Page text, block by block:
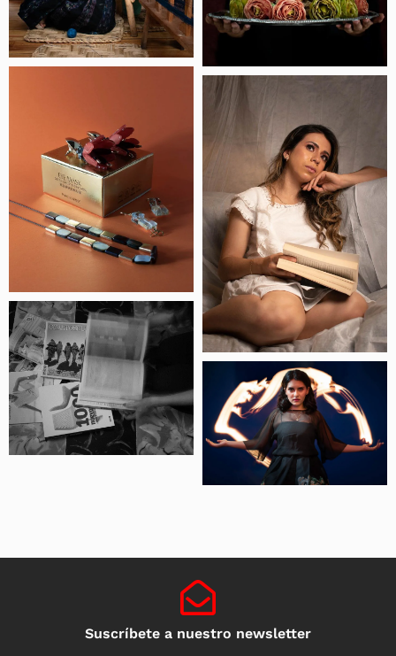
Suscríbete a nuestro newsletter